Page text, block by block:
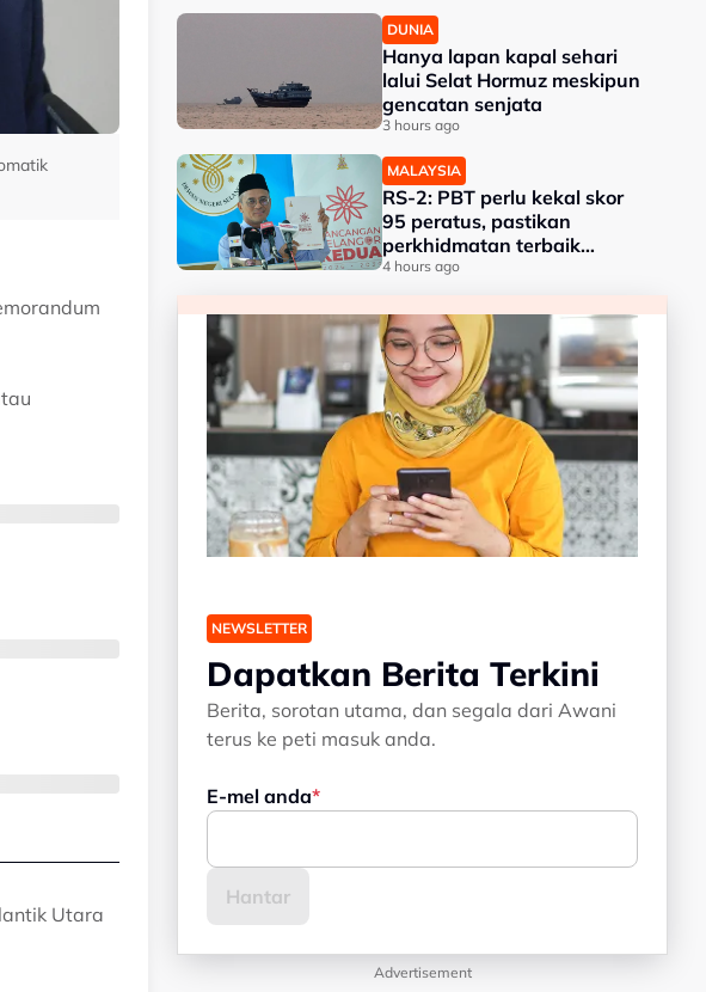
Utara
DUNIA
Hanya lapan kapal sehari
lalui Selat Hormuz meskipun
gencatan senjata
3 hours ago
MALAYSIA
RS-2: PBT perlu kekal skor
95 peratus, pastikan
perkhidmatan terbaik
kepada rakyat - Amirudin
4 hours ago
NEWSLETTER
Dapatkan Berita Terkini
Berita, sorotan utama, dan segala dari Awani
terus ke peti masuk anda.
E-mel anda
Advertisement